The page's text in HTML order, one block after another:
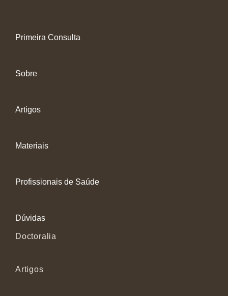
Primeira Consulta
Sobre
Artigos
Materiais
Profissionais de Saúde
Dúvidas
Doctoralia
Artigos